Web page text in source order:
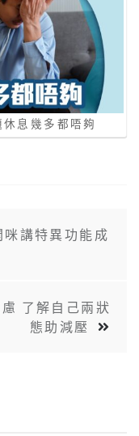
息幾多都唔夠
講特異功能成
了解自己兩狀
態助減壓